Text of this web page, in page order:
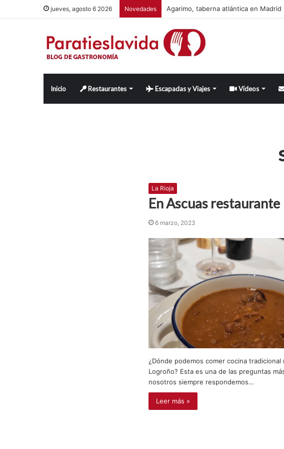
jueves, agosto 6 2026 Novedades Agarimo, taberna atlántica en Madrid
Inicio Restaurantes Escapadas y Viajes Vídeos
La Rioja
En Ascuas restaurante
6 marzo, 2023
¿Dónde podemos comer cocina tradicional
Logroño? Esta es una de las preguntas
nosotros siempre respondemos…
Leer más »